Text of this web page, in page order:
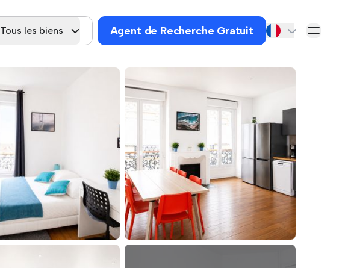
Tous les biens Agent de Recherche Gratuit